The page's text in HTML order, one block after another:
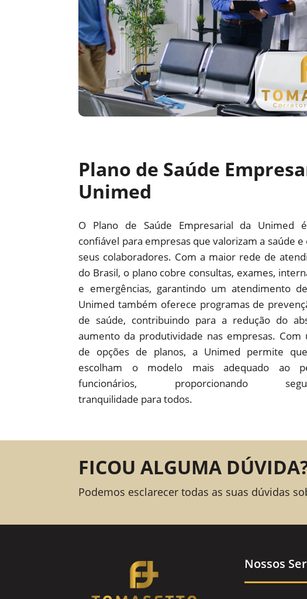
Plano de Saúde
Unimed
O Plano de Saúde Empresarial da Unimed
confiável para empresas que valorizam a saúde
seus colaboradores. Com a maior rede de
do Brasil, o plano cobre consultas, exames,
e emergências, garantindo um atendimento
Unimed também oferece programas de
de saúde, contribuindo para a redução do
aumento da produtividade nas empresas. Com
de opções de planos, a Unimed permite
escolham o modelo mais adequado ao
funcionários, proporcionando
tranquilidade para todos.
FICOU ALGUMA
Podemos esclarecer todas as suas dúvidas
Nossos